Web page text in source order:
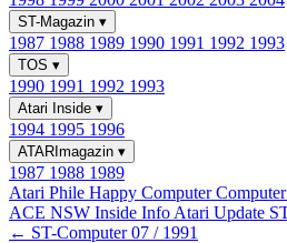
ST-Magazin ▾
1987 1988 1989 1990 1991 1992 1993
TOS ▾
1990 1991 1992 1993
Atari Inside ▾
1994 1995 1996
ATARImagazin ▾
1987 1988 1989
Atari Phile Happy Computer
ACE NSW Inside Info Atari Update
← ST-Computer 07 / 1991